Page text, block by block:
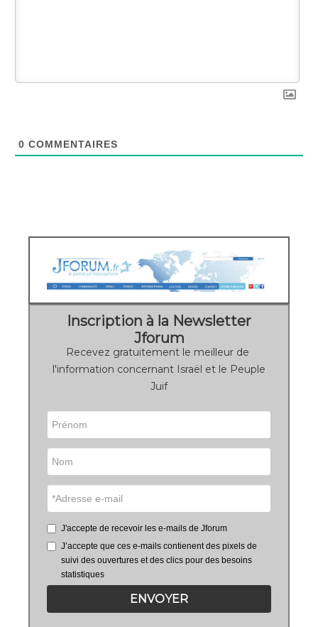
0 COMMENTAIRES
Inscription à la Newsletter
Jforum
Recevez gratuitement le meilleur de
l'information concernant Israël et le Peuple
Juif
J'accepte de recevoir les e-mails de Jforum
J’accepte que ces e-mails contienent des pixels de
suivi des ouvertures et des clics pour des besoins
statistiques
ENVOYER